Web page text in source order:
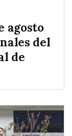
agosto
del
de